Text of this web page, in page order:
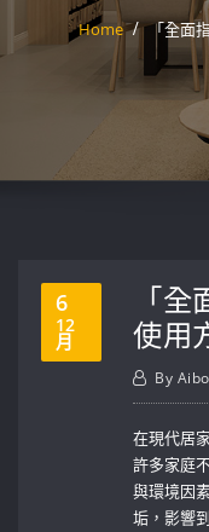
Home 「全面
6
12
月
「
使用
By
在現代居
許多家庭
與環境因
垢，影響